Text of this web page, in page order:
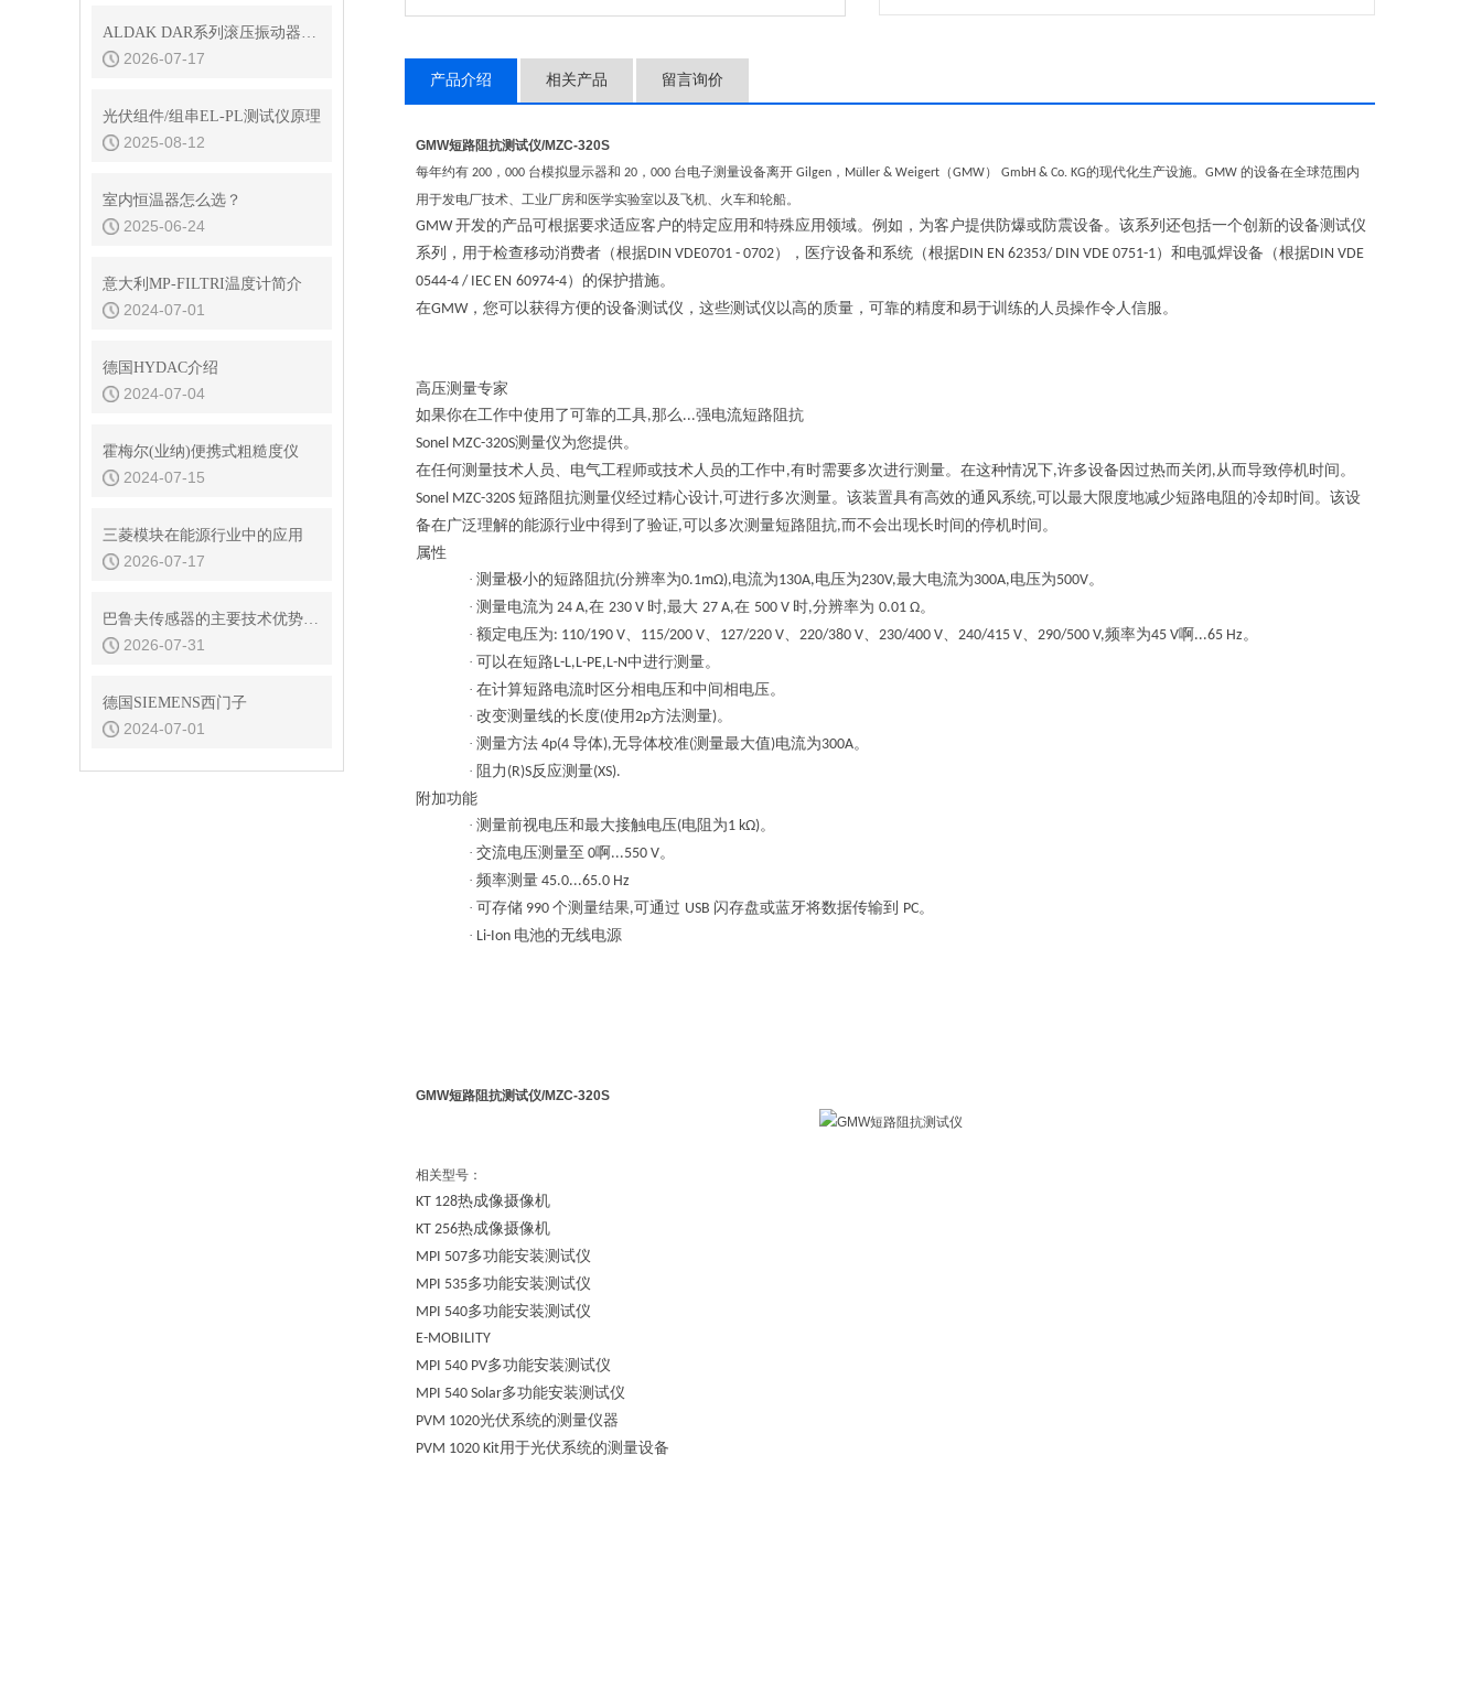
ALDAK DAR系列滚压振动器的应用
2026-07-17
光伏组件/组串EL-PL测试仪原理
2025-08-12
室内恒温器怎么选？
2025-06-24
意大利MP-FILTRI温度计简介
2024-07-01
德国HYDAC介绍
2024-07-04
霍梅尔(业纳)便携式粗糙度仪
2024-07-15
三菱模块在能源行业中的应用
2026-07-17
巴鲁夫传感器的主要技术优势是什么
2026-07-31
德国SIEMENS西门子
2024-07-01
产品介绍 相关产品 留言询价
GMW短路阻抗测试仪/MZC-320S
每年约有 200 ， 000 台模拟显示器和 20 ， 000 台电子测量设备离开 Gilgen ， Müller & Weigert （GMW） GmbH & Co. KG的现代化生产设施。 GMW 的设备在全球范围内
用于发电厂技术、工业厂房和医学实验室以及飞机、火车和轮船。
GMW开发的产品可根据要求适应客户的特定应用和特殊应用领域。例如，为客户提供防爆或防震设备。该系列还包括一个创新的设备测试仪
系列，用于检查移动消费者（根据DIN VDE0701 - 0702），医疗设备和系统（根据DIN EN 62353/ DIN VDE 0751-1）和电弧焊设备（根据DIN VDE
0544-4 / IEC EN 60974-4）的保护措施。
在GMW，您可以获得方便的设备测试仪，这些测试仪以高的质量，可靠的精度和易于训练的人员操作令人信服。
高压测量专家
如果你在工作中使用了可靠的工具,那么...强电流短路阻抗
Sonel MZC-320S测量仪为您提供。
在任何测量技术人员、电气工程师或技术人员的工作中 ,有时需要多次进行测量。在这种情况下,许多设备因过热而关闭 ,从而导致停机时间。
Sonel MZC-320S 短路阻抗测量仪经过精心设计,可进行多次测量。该装置具有高效的通风系统,可以最大限度地减少短路电阻的冷却时间。该设
备在广泛理解的能源行业中得到了验证,可以多次测量短路阻抗,而不会出现长时间的停机时间。
属性
· 测量极小的短路阻抗(分辨率为0.1mΩ),电流为130A,电压为230V,最大电流为300A,电压为500V。
· 测量电流为 24 A,在 230 V 时,最大 27 A,在 500 V 时,分辨率为 0.01 Ω。
· 额定电压为: 110/190 V、 115/200 V、 127/220 V、 220/380 V、 230/400 V、 240/415 V、 290/500 V,频率为45 V啊 ...65 Hz。
· 可以在短路L-L,L-PE,L-N中进行测量。
· 在计算短路电流时区分相电压和中间相电压。
· 改变测量线的长度(使用2p方法测量)。
· 测量方法 4p(4 导体),无导体校准(测量最大值)电流为300A。
· 阻力 (R)S反应测量(XS).
附加功能
· 测量前视电压和最大接触电压(电阻为1 kΩ)。
· 交流电压测量至 0啊 ...550 V。
· 频率测量 45.0...65.0 Hz
· 可存储 990 个测量结果,可通过 USB 闪存盘或蓝牙将数据传输到 PC。
· Li-Ion 电池的无线电源
GMW短路阻抗测试仪/MZC-320S
相关型号：
KT 128热成像摄像机
KT 256热成像摄像机
MPI 507多功能安装测试仪
MPI 535多功能安装测试仪
MPI 540多功能安装测试仪
E-MOBILITY
MPI 540 PV多功能安装测试仪
MPI 540 Solar多功能安装测试仪
PVM 1020光伏系统的测量仪器
PVM 1020 Kit用于光伏系统的测量设备